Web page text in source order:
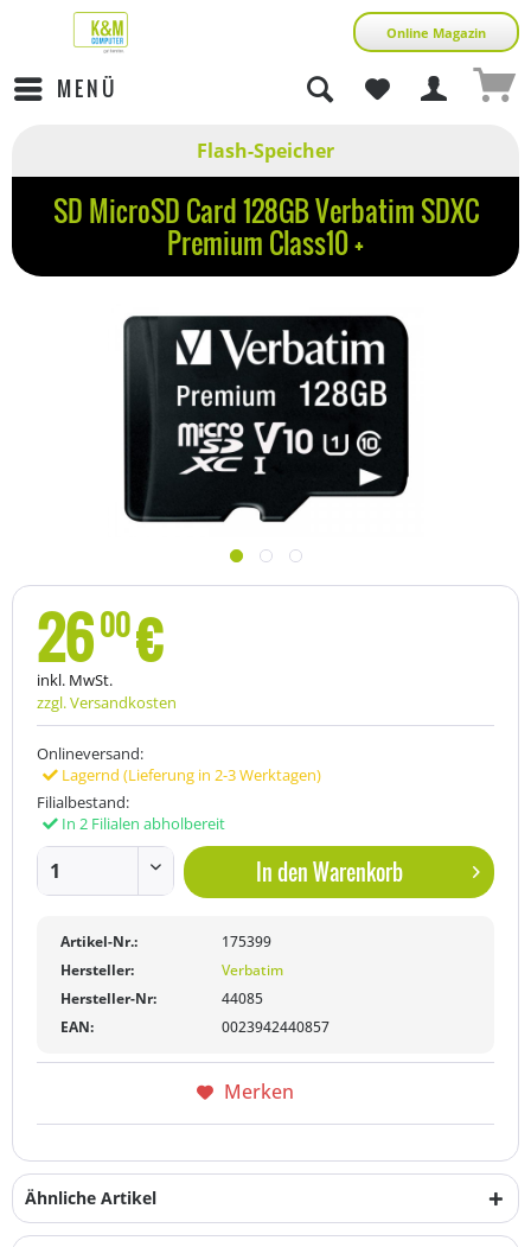
Online Magazin
MENÜ
Flash-Speicher
SD MicroSD Card 128GB Verbatim SDXC
Premium Class10 +
2600€
inkl. MwSt.
zzgl. Versandkosten
Onlineversand:
Lagernd (Lieferung in 2-3 Werktagen)
Filialbestand:
In 2 Filialen abholbereit
In denWarenkorb
Artikel-Nr.:
175399
Hersteller:
Verbatim
Hersteller-Nr:
44085
EAN:
0023942440857
Merken
Ähnliche Artikel